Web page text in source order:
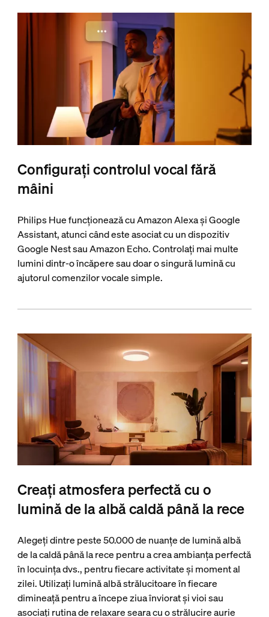
Configurați controlul vocal fără
mâini
Philips Hue funcționează cu Amazon Alexa și Google
Assistant, atunci când este asociat cu un dispozitiv
Google Nest sau Amazon Echo. Controlați mai multe
lumini dintr-o încăpere sau doar o singură lumină cu
ajutorul comenzilor vocale simple.
Creați atmosfera perfectă cu o
lumină de la albă caldă până la rece
Alegeți dintre peste 50.000 de nuanțe de lumină albă
de la caldă până la rece pentru a crea ambianța perfectă
în locuința dvs., pentru fiecare activitate și moment al
zilei. Utilizați lumină albă strălucitoare în fiecare
dimineață pentru a începe ziua înviorat și vioi sau
asociați rutina de relaxare seara cu o strălucire aurie